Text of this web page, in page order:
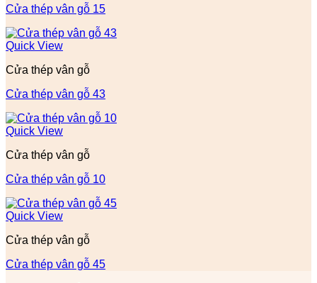
Cửa thép vân gỗ 15
Quick View
Cửa thép vân gỗ
Cửa thép vân gỗ 43
Quick View
Cửa thép vân gỗ
Cửa thép vân gỗ 10
Quick View
Cửa thép vân gỗ
Cửa thép vân gỗ 45